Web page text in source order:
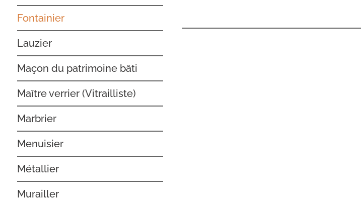
Fontainier
Lauzier
Maçon du patrimoine bâti
Maître verrier (Vitrailliste)
Marbrier
Menuisier
Métallier
Murailler